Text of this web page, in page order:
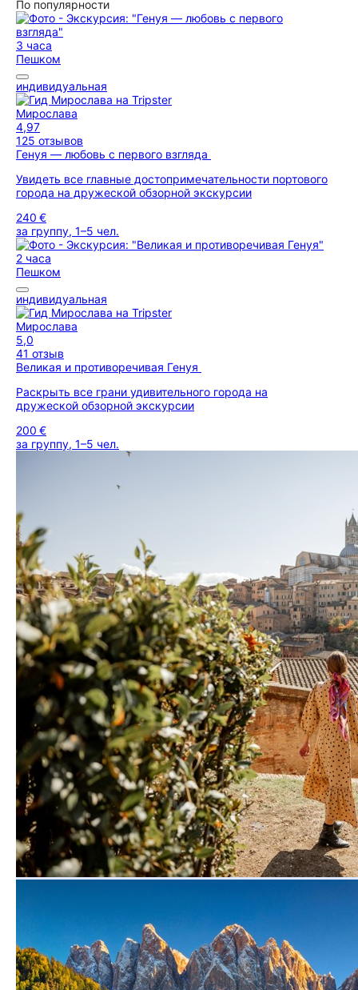
По популярности
3 часа
Пешком
индивидуальная
Мирослава
4,97
125 отзывов
Генуя — любовь с первого взгляда
Увидеть все главные достопримечательности портового
города на дружеской обзорной экскурсии
240 €
за группу, 1–5 чел.
2 часа
Пешком
индивидуальная
Мирослава
5,0
41 отзыв
Великая и противоречивая Генуя
Раскрыть все грани удивительного города на
дружеской обзорной экскурсии
200 €
за группу, 1–5 чел.